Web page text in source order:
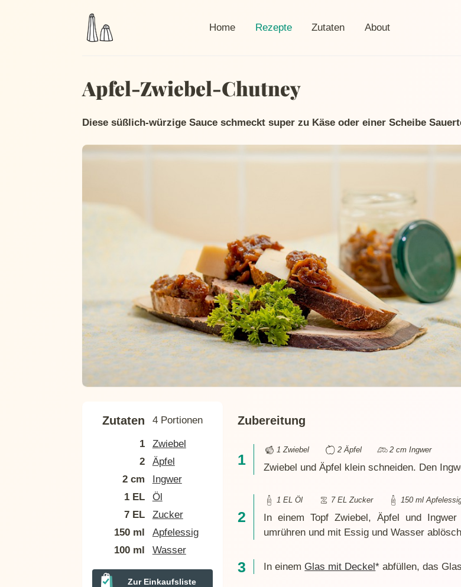
Home Current page:
Rezepte Zutaten About
Apfel-Zwiebel-Chutney
Diese süßlich-würzige Sauce schmeckt super zu Käse oder einer Scheibe
Zutaten 4 Portionen
1
Zwiebel
2
Äpfel
2 cm
Ingwer
1 EL
Öl
7 EL
Zucker
150 ml
Apfelessig
100 ml
Wasser
Zur Einkaufsliste
Zubereitung
1 Zwiebel 2 Äpfel 2 cm Ingwer
Zwiebel und Äpfel klein schneiden. Den
1 EL Öl 7 EL Zucker 150 ml
In einem Topf Zwiebel, Äpfel und
umrühren und mit Essig und Wasser
In einem Glas mit Deckel abfüllen, das